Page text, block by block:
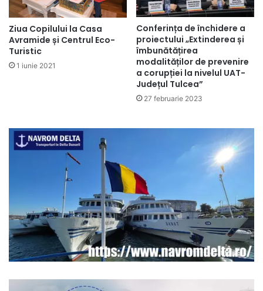
Ziua Copilului la Casa
Avramide și Centrul Eco-
Turistic
1 iunie 2021
Conferința de închidere a
proiectului „Extinderea și
îmbunătățirea
modalităților de prevenire
a corupției la nivelul UAT-
Județul Tulcea”
27 februarie 2023